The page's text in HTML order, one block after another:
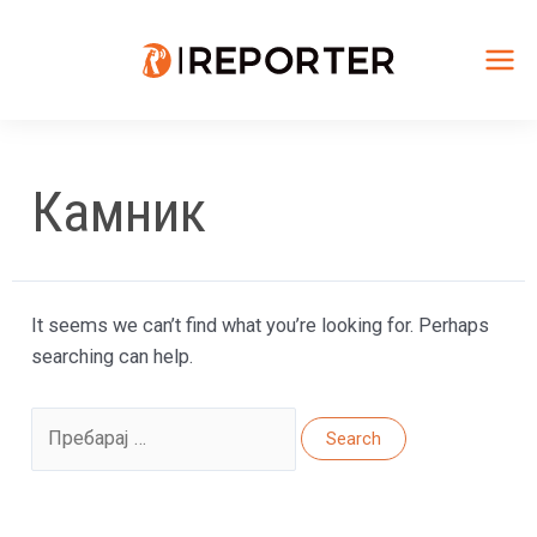
Камник
It seems we can’t find what you’re looking for. Perhaps
searching can help.